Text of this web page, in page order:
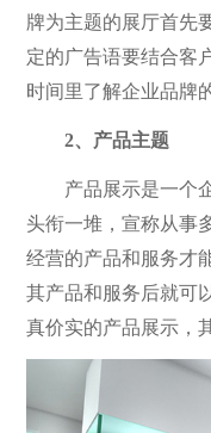
牌为主题的展厅首先
定的广告语要结合客
时间里了解企业品牌
2、产品主题
产品展示是一个企
头衔一堆，宣称从事
经营的产品和服务才
其产品和服务后就可
真价实的产品展示，